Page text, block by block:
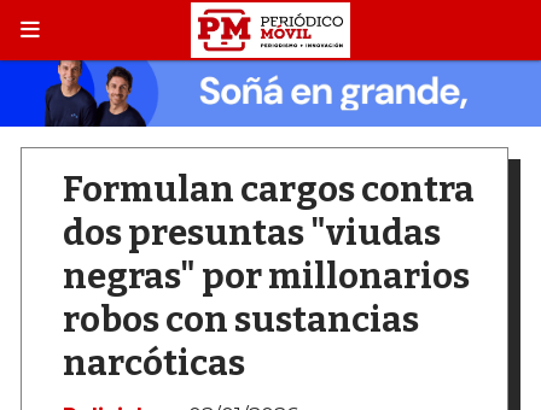
Formulan cargos contra
dos presuntas "viudas
negras" por millonarios
robos con sustancias
narcóticas